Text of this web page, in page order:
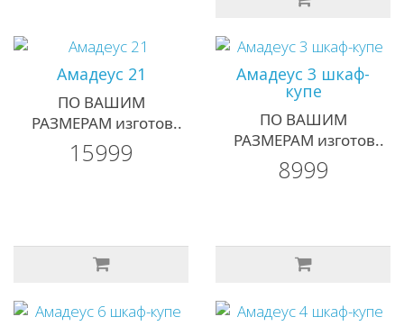
Амадеус 21
ПО ВАШИМ
РАЗМЕРАМ изготов..
15999
Амадеус 3 шкаф-
купе
ПО ВАШИМ
РАЗМЕРАМ изготов..
8999